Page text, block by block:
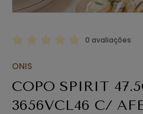
0 avaliações
ONIS
COPO SPIRIT
3656VCL46 C/